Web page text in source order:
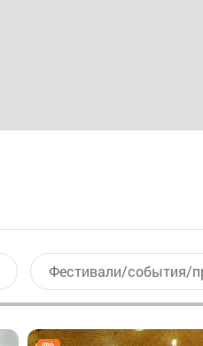
Фестивали/события/